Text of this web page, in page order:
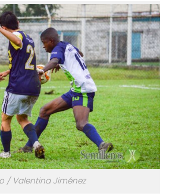
/ Valentina Jiménez